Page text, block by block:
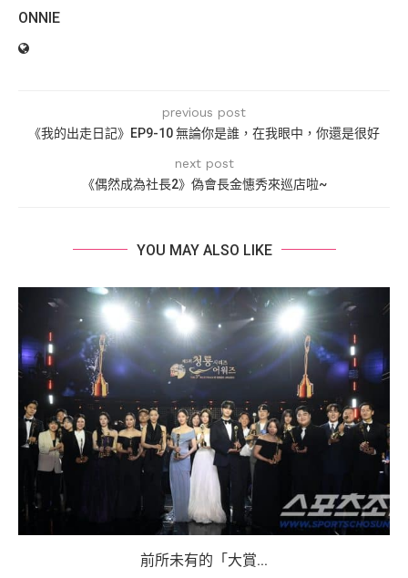
ONNIE
previous post
《我的出走日記》EP9-10 無論你是誰，在我眼中，你還是很好
next post
《偶然成為社長2》偽會長金憓秀來巡店啦~
YOU MAY ALSO LIKE
前所未有的「大賞...